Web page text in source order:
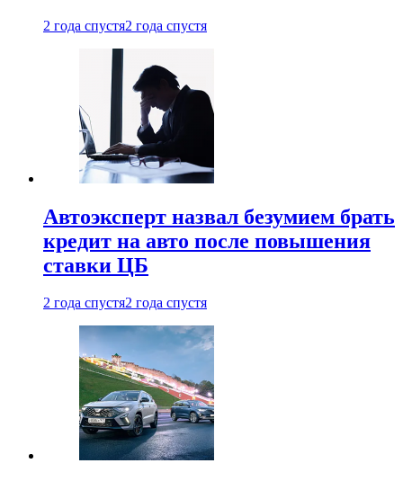
2 года спустя2 года спустя
Автоэксперт назвал безумием брать
кредит на авто после повышения
ставки ЦБ
2 года спустя2 года спустя